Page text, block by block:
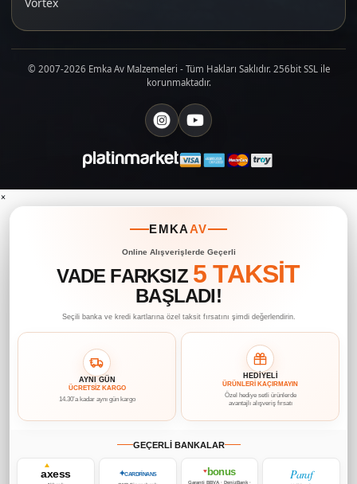
© 2007-2026 Emka Av Malzemeleri - Tüm Hakları Saklıdır. 256bit SSL ile
korunmaktadır.
×
EMKAAV
Online Alışverişlerde Geçerli
VADE FARKSIZ 5 TAKSİT
BAŞLADI!
Seçili banka ve kredi kartlarına özel taksit fırsatını şimdi değerlendirin.
AYNI GÜN
ÜCRETSİZ KARGO
14.30’a kadar aynı gün kargo
HEDİYELİ
ÜRÜNLERİ KAÇIRMAYIN
Özel hediye setli ürünlerde
avantajlı alışveriş fırsatı
GEÇERLİ BANKALAR
axess ✦CARDFİNANS ♥bonus
Garanti BBVA · DenizBank ·
Paraf